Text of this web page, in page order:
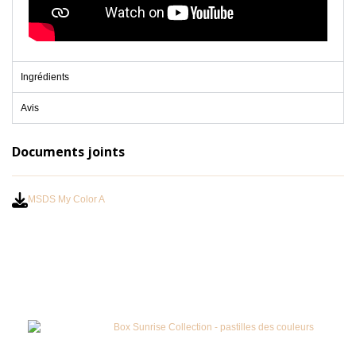
Ingrédients
Avis
Documents joints
MSDS My Color A